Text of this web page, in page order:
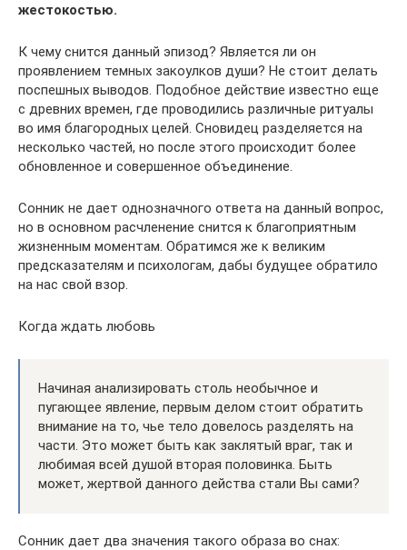
жестокостью.
К чему снится данный эпизод? Является ли он
проявлением темных закоулков души? Не стоит делать
поспешных выводов. Подобное действие известно еще
с древних времен, где проводились различные ритуалы
во имя благородных целей. Сновидец разделяется на
несколько частей, но после этого происходит более
обновленное и совершенное объединение.
Сонник не дает однозначного ответа на данный вопрос,
но в основном расчленение снится к благоприятным
жизненным моментам. Обратимся же к великим
предсказателям и психологам, дабы будущее обратило
на нас свой взор.
Когда ждать любовь
Начиная анализировать столь необычное и
пугающее явление, первым делом стоит обратить
внимание на то, чье тело довелось разделять на
части. Это может быть как заклятый враг, так и
любимая всей душой вторая половинка. Быть
может, жертвой данного действа стали Вы сами?
Сонник дает два значения такого образа во снах: